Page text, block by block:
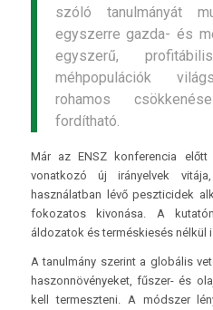
szóló tanulmányát
egyszerre gazda- és
egyszerű,
méhpopulációk
rohamos
fordítható.
Már az ENSZ konferencia
vonatkozó új irányelvek
használatban lévő peszticidek
fokozatos kivonása. A
áldozatok és terméskiesés nélkül
A tanulmány szerint a globális
haszonnövényeket, fűszer- és
kell termeszteni. A módszer